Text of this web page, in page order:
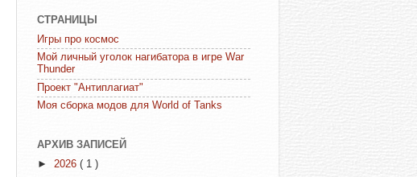
СТРАНИЦЫ
Игры про космос
Мой личный уголок нагибатора в игре War
Thunder
Проект "Антиплагиат"
Моя сборка модов для World of Tanks
АРХИВ ЗАПИСЕЙ
► 2026 ( 1 )